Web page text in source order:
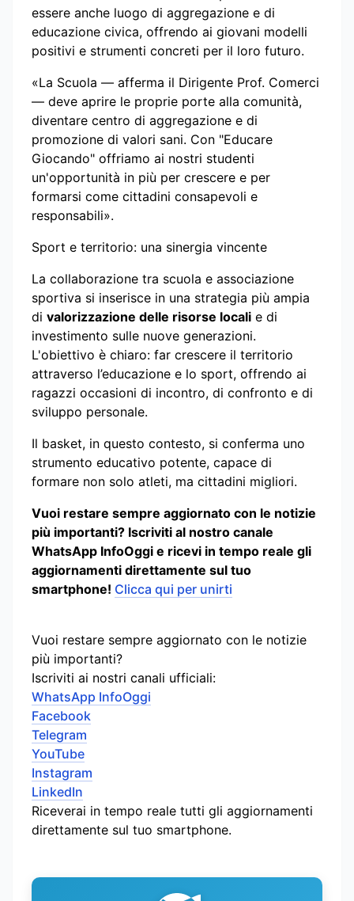
essere anche luogo di aggregazione e di
educazione civica, offrendo ai giovani modelli
positivi e strumenti concreti per il loro futuro.
«La Scuola — afferma il Dirigente Prof. Comerci
— deve aprire le proprie porte alla comunità,
diventare centro di aggregazione e di
promozione di valori sani. Con "Educare
Giocando" offriamo ai nostri studenti
un'opportunità in più per crescere e per
formarsi come cittadini consapevoli e
responsabili».
Sport e territorio: una sinergia vincente
La collaborazione tra scuola e associazione
sportiva si inserisce in una strategia più ampia
di valorizzazione delle risorse locali e di
investimento sulle nuove generazioni.
L'obiettivo è chiaro: far crescere il territorio
attraverso l’educazione e lo sport, offrendo ai
ragazzi occasioni di incontro, di confronto e di
sviluppo personale.
Il basket, in questo contesto, si conferma uno
strumento educativo potente, capace di
formare non solo atleti, ma cittadini migliori.
Vuoi restare sempre aggiornato con le notizie
più importanti? Iscriviti al nostro canale
WhatsApp InfoOggi e ricevi in tempo reale gli
aggiornamenti direttamente sul tuo
smartphone! Clicca qui per unirti
Vuoi restare sempre aggiornato con le notizie
più importanti?
Iscriviti ai nostri canali ufficiali:
WhatsApp InfoOggi
Facebook
Telegram
YouTube
Instagram
LinkedIn
Riceverai in tempo reale tutti gli aggiornamenti
direttamente sul tuo smartphone.